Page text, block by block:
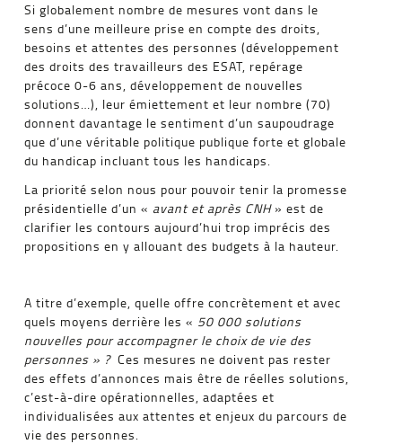
Si globalement nombre de mesures vont dans le
sens d’une meilleure prise en compte des droits,
besoins et attentes des personnes (développement
des droits des travailleurs des ESAT, repérage
précoce 0-6 ans, développement de nouvelles
solutions…), leur émiettement et leur nombre (70)
donnent davantage le sentiment d’un saupoudrage
que d’une véritable politique publique forte et globale
du handicap incluant tous les handicaps.
La priorité selon nous pour pouvoir tenir la promesse
présidentielle d’un « avant et après CNH» est de
clarifier les contours aujourd’hui trop imprécis des
propositions en y allouant des budgets à la hauteur.
A titre d’exemple, quelle offre concrètement et avec
quels moyens derrière les « 50 000 solutions
nouvelles pour accompagner le choix de vie des
personnes » ?Ces mesures ne doivent pas rester
des effets d’annonces mais être de réelles solutions,
c’est-à-dire opérationnelles, adaptées et
individualisées aux attentes et enjeux du parcours de
vie des personnes.